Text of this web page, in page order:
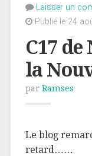
Laisser un
Publié le 24
C17
la
par Ramses
Le blog
retard……